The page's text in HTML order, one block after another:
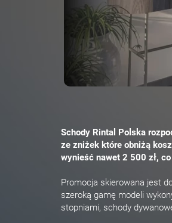
Schody Rintal Polska
ze zniżek które obniżą
wynieść nawet 2 500 zł,
Promocja skierowana jest
szeroką gamę modeli
stopniami, schody